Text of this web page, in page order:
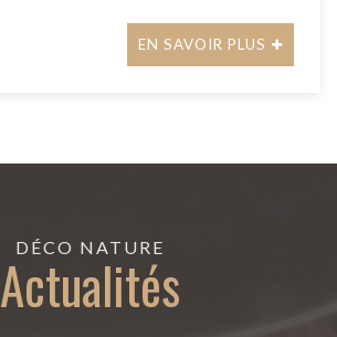
EN SAVOIR PLUS
DÉCO NATURE
Actualités